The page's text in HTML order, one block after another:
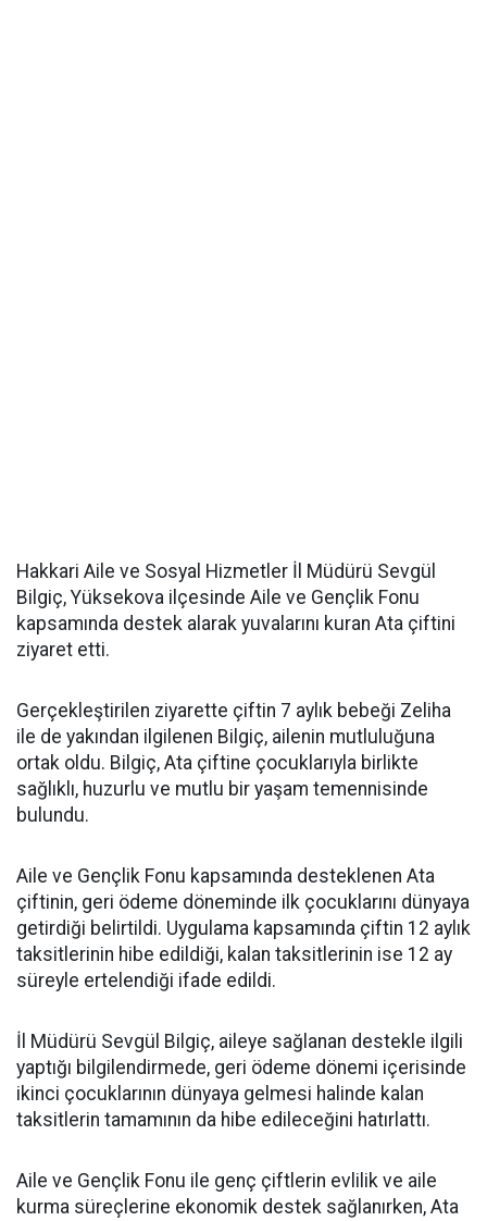
Hakkari Aile ve Sosyal Hizmetler İl Müdürü Sevgül
Bilgiç, Yüksekova ilçesinde Aile ve Gençlik Fonu
kapsamında destek alarak yuvalarını kuran Ata çiftini
ziyaret etti.
Gerçekleştirilen ziyarette çiftin 7 aylık bebeği Zeliha
ile de yakından ilgilenen Bilgiç, ailenin mutluluğuna
ortak oldu. Bilgiç, Ata çiftine çocuklarıyla birlikte
sağlıklı, huzurlu ve mutlu bir yaşam temennisinde
bulundu.
Aile ve Gençlik Fonu kapsamında desteklenen Ata
çiftinin, geri ödeme döneminde ilk çocuklarını dünyaya
getirdiği belirtildi. Uygulama kapsamında çiftin 12 aylık
taksitlerinin hibe edildiği, kalan taksitlerinin ise 12 ay
süreyle ertelendiği ifade edildi.
İl Müdürü Sevgül Bilgiç, aileye sağlanan destekle ilgili
yaptığı bilgilendirmede, geri ödeme dönemi içerisinde
ikinci çocuklarının dünyaya gelmesi halinde kalan
taksitlerin tamamının da hibe edileceğini hatırlattı.
Aile ve Gençlik Fonu ile genç çiftlerin evlilik ve aile
kurma süreçlerine ekonomik destek sağlanırken, Ata